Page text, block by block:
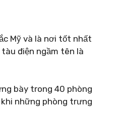
Mỹ và là nơi tốt nhất
điện ngầm tên là
bày trong 40 phòng
những phòng trưng